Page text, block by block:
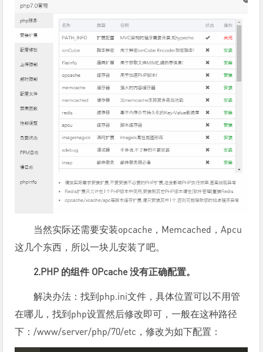
当然实际还需要安装opcache，Memcached，Apcu
这几个东西，所以一块儿安装了吧。
2.PHP 的组件 OPcache 没有正确配置。
解决办法：找到php.ini文件，具体位置可以不用管
在哪儿，找到php设置然后修改即可，一般在这种路径
下：/www/server/php/70/etc，修改为如下配置：